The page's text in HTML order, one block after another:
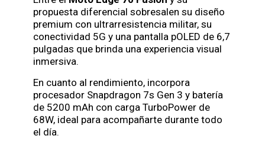
propuesta diferencial sobresalen su diseño
premium con ultrarresistencia militar, su
conectividad 5G y una pantalla pOLED de 6,7
pulgadas que brinda una experiencia visual
inmersiva.
En cuanto al rendimiento, incorpora
procesador Snapdragon 7s Gen 3 y batería
de 5200 mAh con carga TurboPower de
68W, ideal para acompañarte durante todo
el día.